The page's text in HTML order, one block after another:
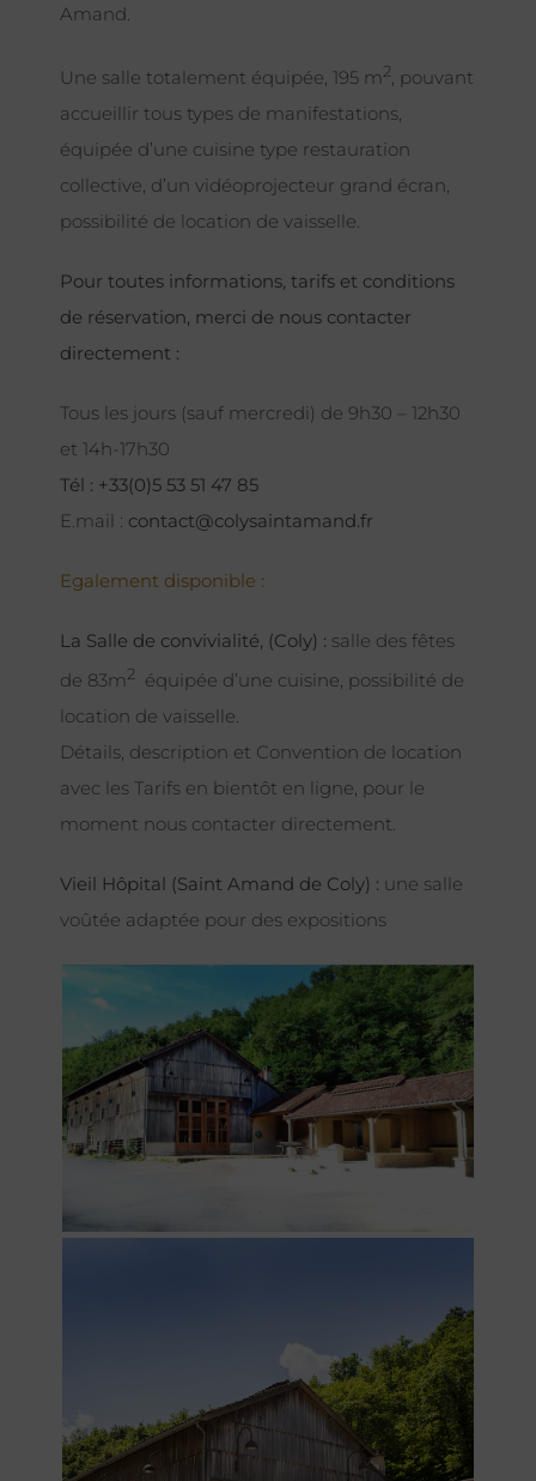
Amand.
Une salle totalement équipée, 195 m2 , pouvant
accueillir tous types de manifestations,
équipée d’une cuisine type restauration
collective, d’un vidéoprojecteur grand écran,
possibilité de location de vaisselle.
Pour toutes informations, tarifs et conditions
de réservation, merci de nous contacter
directement :
Tous les jours (sauf mercredi) de 9h30 – 12h30
et 14h-17h30
Tél : +33(0)5 53 51 47 85
E.mail : contact@colysaintamand.fr
Egalement disponible :
La Salle de convivialité, (Coly) : salle des fêtes
de 83m2
équipée d’une cuisine, possibilité de
location de vaisselle.
Détails, description et Convention de location
avec les Tarifs en bientôt en ligne, pour le
moment nous contacter directement.
Vieil Hôpital (Saint Amand de Coly) : une salle
voûtée adaptée pour des expositions